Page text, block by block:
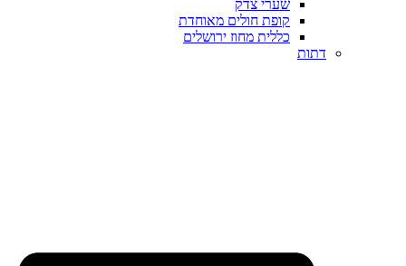
שערי צדק
קופת חולים מאוחדת
כללית מחוז ירושלים
דתות